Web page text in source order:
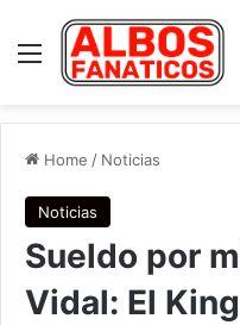
Menu
Home / Noticias
Noticias
Sueldo por
Vidal: El